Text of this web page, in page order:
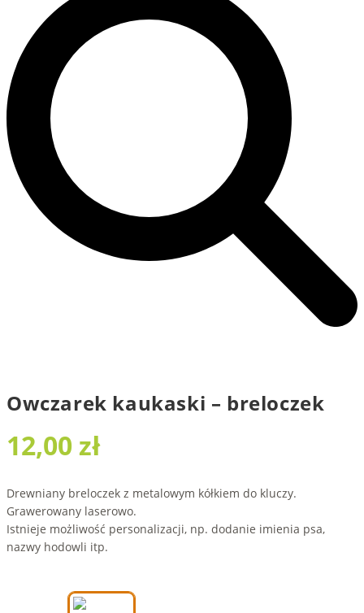
Owczarek kaukaski – breloczek
12,00 zł
Drewniany breloczek z metalowym kółkiem do kluczy.
Grawerowany laserowo.
Istnieje możliwość personalizacji, np. dodanie imienia psa,
nazwy hodowli itp.